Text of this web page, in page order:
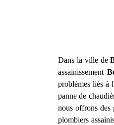
Dans la ville de
assainissement
problèmes liés à
panne de
nous offrons des
plombiers